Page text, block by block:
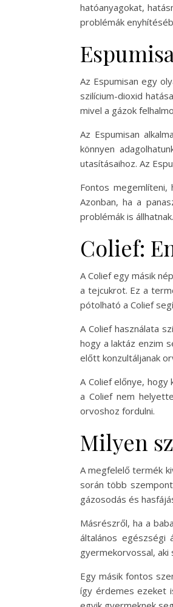
hatóanyagokat,
problémák
Az Espumisan egy
szilícium-dioxid
mivel a gázok
Az Espumisan
könnyen
utasításaihoz. Az
Fontos megemlíteni,
Azonban, ha a
problémák is állhatnak.
Colief:
A Colief egy másik
a tejcukrot. Ez a
pótolható a Colief
A Colief használata
hogy a laktáz enzim
előtt konzultáljanak
A Colief előnye,
a Colief nem
orvoshoz fordulni.
Milyen
A megfelelő termék
során több
gázosodás és
Másrészről, ha a
általános egészségi
gyermekorvossal,
Egy másik fontos
így érdemes ezeket